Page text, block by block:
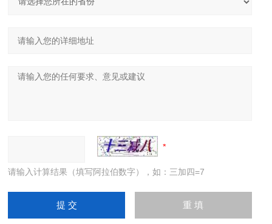
请输入计算结果（填写阿拉伯数字），如：三加四=7